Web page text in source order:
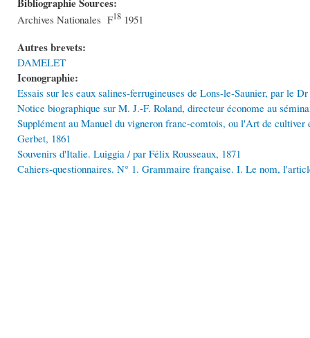
Archives Nationales F18 1951
Autres brevets:
DAMELET
Iconographie:
Essais sur les eaux salines-ferrugineuses de Lons-le-Saunier, par le
Notice biographique sur M. J.-F. Roland, directeur économe au
Supplément au Manuel du vigneron franc-comtois, ou l'Art de
Gerbet, 1861
Souvenirs d'Italie. Luiggia / par Félix Rousseaux, 1871
Cahiers-questionnaires. N° 1. Grammaire française. I. Le nom,